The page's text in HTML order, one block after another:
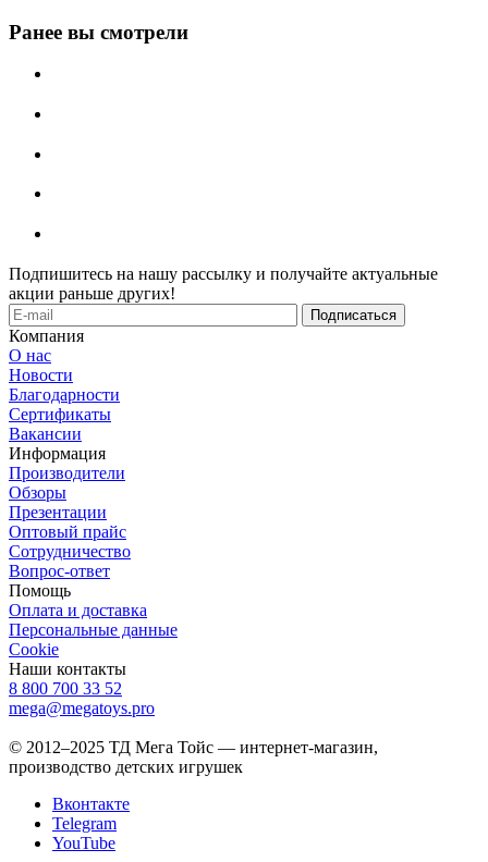
Ранее вы смотрели
Подпишитесь на нашу рассылку и получайте актуальные
акции раньше других!
Компания
О нас
Новости
Благодарности
Сертификаты
Вакансии
Информация
Производители
Обзоры
Презентации
Оптовый прайс
Сотрудничество
Вопрос-ответ
Помощь
Оплата и доставка
Персональные данные
Cookie
Наши контакты
8 800 700 33 52
mega@megatoys.pro
© 2012–2025 ТД Мега Тойс — интернет-магазин,
производство детских игрушек
Вконтакте
Telegram
YouTube